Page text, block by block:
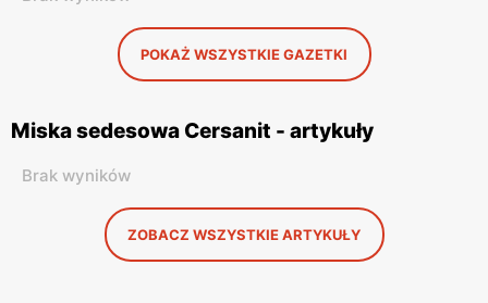
POKAŻ WSZYSTKIE GAZETKI
Miska sedesowa Cersanit - artykuły
Brak wyników
ZOBACZ WSZYSTKIE ARTYKUŁY